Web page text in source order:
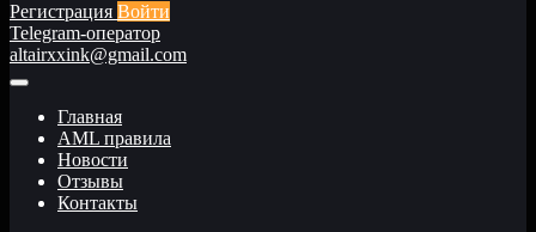
Регистрация Войти
Telegram-оператор
altairxxink@gmail.com
Главная
AML правила
Новости
Отзывы
Контакты